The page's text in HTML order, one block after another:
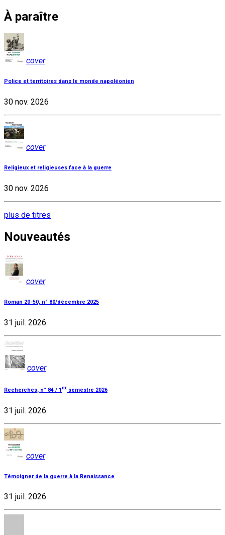
À paraître
cover
Police et territoires dans le monde napoléonien
30 nov. 2026
cover
Religieux et religieuses face à la guerre
30 nov. 2026
plus de titres
Nouveautés
cover
Roman 20-50, n° 80/décembre 2025
31 juil. 2026
cover
Recherches, n° 84 / 1er semestre 2026
31 juil. 2026
cover
Témoigner de la guerre à la Renaissance
31 juil. 2026